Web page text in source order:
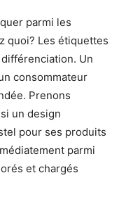
parmi les
quoi? Les étiquettes
Un
consommateur
Prenons
un design
pour ses produits
parmi
et chargés